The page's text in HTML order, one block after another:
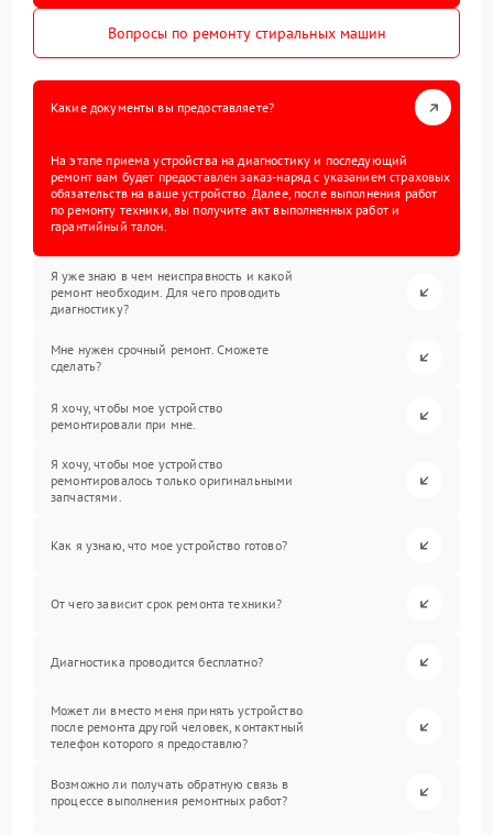
Вопросы по ремонту стиральных машин
Какие документы вы предоставляете?
На этапе приема устройства на диагностику и последующий
ремонт вам будет предоставлен заказ-наряд с указанием страховых
обязательств на ваше устройство. Далее, после выполнения работ
по ремонту техники, вы получите акт выполненных работ и
гарантийный талон.
Я уже знаю в чем неисправность и какой
ремонт необходим. Для чего проводить
диагностику?
Мне нужен срочный ремонт. Сможете
сделать?
Я хочу, чтобы мое устройство
ремонтировали при мне.
Я хочу, чтобы мое устройство
ремонтировалось только оригинальными
запчастями.
Как я узнаю, что мое устройство готово?
От чего зависит срок ремонта техники?
Диагностика проводится бесплатно?
Может ли вместо меня принять устройство
после ремонта другой человек, контактный
телефон которого я предоставлю?
Возможно ли получать обратную связь в
процессе выполнения ремонтных работ?